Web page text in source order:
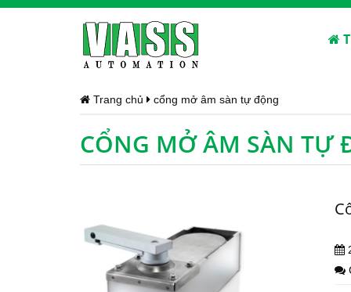
Trang chủ cổng mở âm sàn tự động
CỔNG MỞ ÂM SÀN TỰ